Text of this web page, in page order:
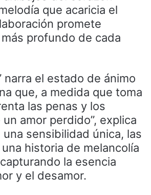
que acaricia el
promete
profundo de cada
narra el estado de ánimo
que, a medida que toma
las penas y los
amor perdido”, explica
una sensibilidad única, las
historia de melancolía
la esencia
y el desamor.